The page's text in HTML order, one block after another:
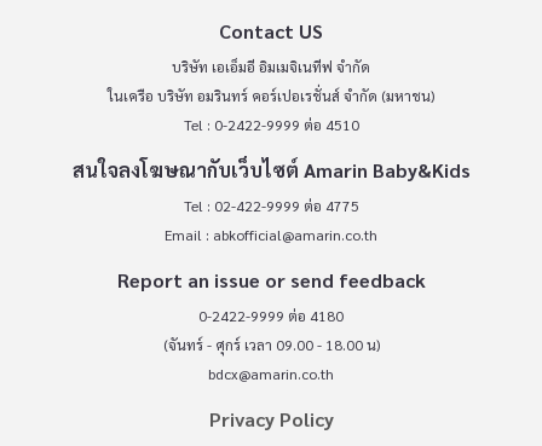
Contact US
บริษัท เอเอ็มอี อิมเมจิเนทีฟ จำกัด
ในเครือ บริษัท อมรินทร์ คอร์เปอเรชั่นส์ จำกัด (มหาชน)
Tel : 0-2422-9999 ต่อ 4510
สนใจลงโฆษณากับเว็บไซต์ Amarin Baby&Kids
Tel : 02-422-9999 ต่อ 4775
Email : abkofficial@amarin.co.th
Report an issue or send feedback
0-2422-9999 ต่อ 4180
(จันทร์ - ศุกร์ เวลา 09.00 - 18.00 น)
bdcx@amarin.co.th
Privacy Policy